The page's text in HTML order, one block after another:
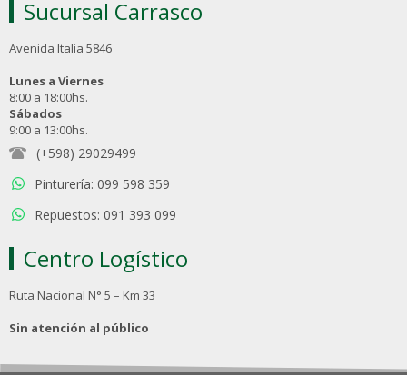
Sucursal Carrasco
Avenida Italia 5846
Lunes a Viernes
8:00 a 18:00hs.
Sábados
9:00 a 13:00hs.
(+598) 29029499
Pinturería: 099 598 359
Repuestos: 091 393 099
Centro Logístico
Ruta Nacional N° 5 – Km 33
Sin atención al público